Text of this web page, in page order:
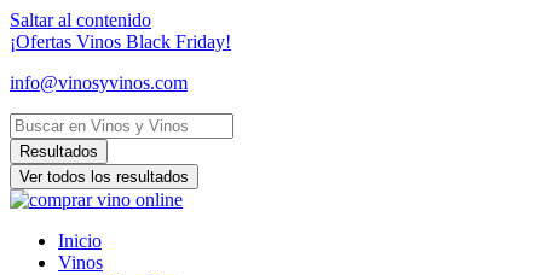
Saltar al contenido
¡Ofertas Vinos Black Friday!
info@vinosyvinos.com
Resultados
Ver todos los resultados
Inicio
Vinos